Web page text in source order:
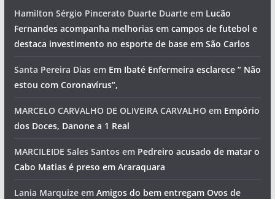
Hamilton Sérgio Pincerato Duarte Duarteem Lucão
Fernandes acompanha melhorias em campos de futebol e
destaca investimento no esporte de base em São Carlos
Santa Pereira Diasem Em Ibaté Enfermeira esclarece ” Não
estou com Coronavírus”,
MARCELO CARVALHO DE OLIVEIRA CARVALHOem Empório
dos Doces, Danone a 1 Real
MARCILEIDE Sales Santosem Pedreiro acusado de matar o
Cabo Matias é preso em Araraquara
Lania Marquizeem Amigos do bem entregam Ovos de